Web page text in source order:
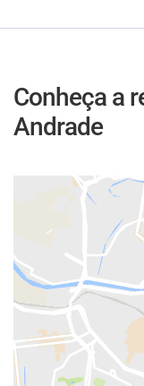
Conheça a
Andrade